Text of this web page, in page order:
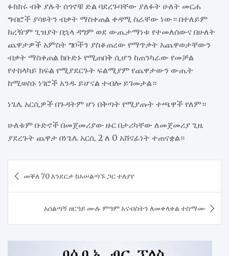
ፉክክሩ ብቅ ያሉት ሰጎኖቹ ድል ባደረጉባቸው ያለፉት ሁለት መርሐ
ግብሮች ያሳዩትን ብቃት ማስቀጠል ቀዳሚ ስራቸው ነው። በተለይም
ከረዥም ጊዝያት በኋላ ዳግም ወደ ውጤታማነቱ የተመለሰውና በሁለት
ጨዋታዎች አምስት ግቦችን ያስቆጠረው የማጥቃት አጨዋወታቸውን
ብቃት ማስቀጠል ከቡድኑ የሚጠበቅ ሲሆን ከጠንካራው የመቻል
የተከላካይ ክፍል የሚያደርጉት ፍልሚያም የጨዋታውን ውጤት
ከሚወስኑ ነገሮች አንዱ ይሆናል ተብሎ ይገመታል።
ነጌሌ አርሲዎች በጉዳትም ሆነ በቅጣት የሚያጡት ተጫዋች የለም።
ሁለቱም ቡድኖች በመጀመሪያው ዙር በታሪካቸው ለመጀመሪያ ጊዜ
ያደረጉት ጨዋታ በነጌሌ አርሲ 2 ለ 0 አሸናፊነት ተጠናቋል።
navigation
መቐለ 70 እንደርታ ከአሠልጣኙ ጋር ተለያየ
አሰልጣኝ ዘርዓይ ሙሉ ምዓም አናብስትን ለመቀላቀል ተስማሙ